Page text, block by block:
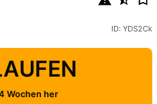
ID: YDS2Ck
Wochen her